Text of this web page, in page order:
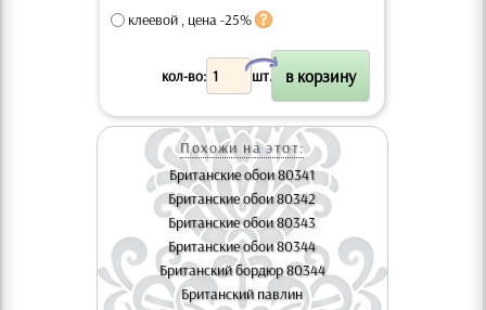
клеевой , цена -25%
кол-во: шт.
X
Похожи на этот:
Британские обои 80341
Британские обои 80342
Британские обои 80343
Британские обои 80344
Британский бордюр 80344
Британский павлин